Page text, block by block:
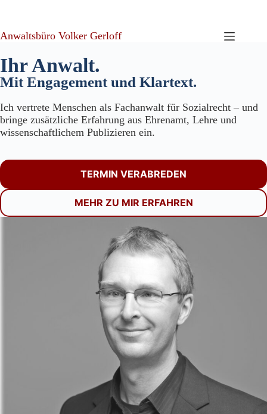
Anwaltsbüro Volker Gerloff
Ihr Anwalt.
Mit Engagement und Klartext.
Ich vertrete Menschen als Fachanwalt für Sozialrecht – und
bringe zusätzliche Erfahrung aus Ehrenamt, Lehre und
wissenschaftlichem Publizieren ein.
TERMIN VERABREDEN
MEHR ZU MIR ERFAHREN